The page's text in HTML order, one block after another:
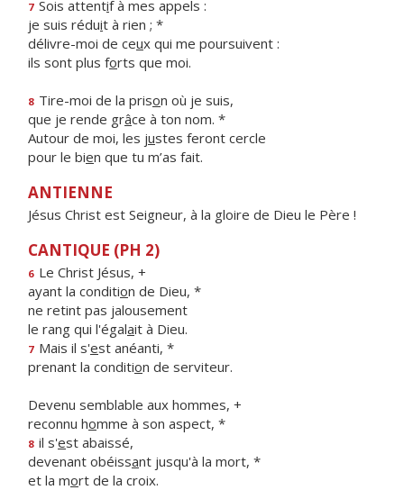
7 Sois attentif à mes appels :
je suis réduit à rien ; *
délivre-moi de ceux qui me poursuivent :
ils sont plus forts que moi.
8 Tire-moi de la prison où je suis,
que je rende grâce à ton nom. *
Autour de moi, les justes feront cercle
pour le bien que tu m’as fait.
ANTIENNE
Jésus Christ est Seigneur, à la gloire de Dieu le Père !
CANTIQUE (PH 2)
6 Le Christ Jésus, +
ayant la condition de Dieu, *
ne retint pas jalousement
le rang qui l'égalait à Dieu.
7 Mais il s'est anéanti, *
prenant la condition de serviteur.
Devenu semblable aux hommes, +
reconnu homme à son aspect, *
8 il s'est abaissé,
devenant obéissant jusqu'à la mort, *
et la mort de la croix.